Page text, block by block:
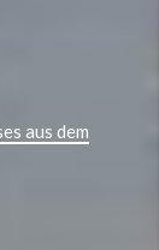
aus dem